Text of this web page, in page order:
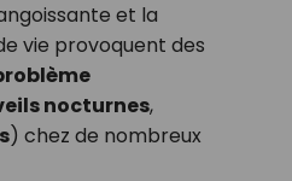
et la
vie provoquent des
nocturnes,
) chez de nombreux